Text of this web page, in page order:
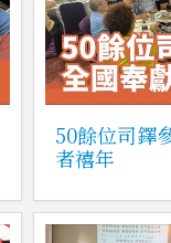
50餘位司鐸
者禧年